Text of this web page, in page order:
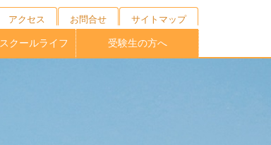
アクセス お問合せ サイトマップ
スクールライフ 受験生の方へ